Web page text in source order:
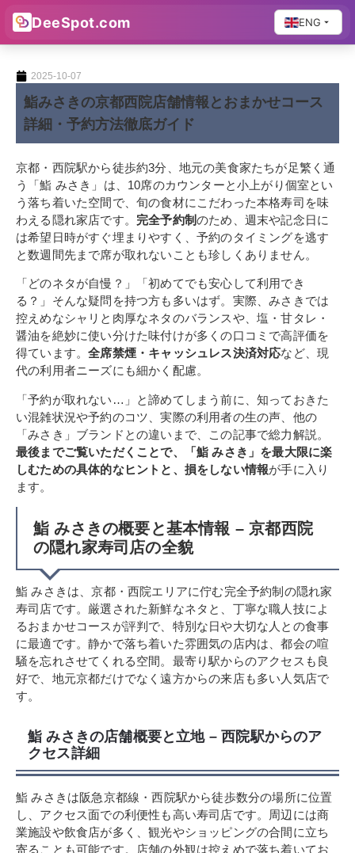
DeeSpot.com ENG
2025-10-07
鮨みさきの京都西院店舗情報とおまかせコース
詳細・予約方法徹底ガイド
京都・西院駅から徒歩約3分、地元の美食家たちが足繁く通
う「鮨 みさき」は、10席のカウンターと小上がり個室とい
う落ち着いた空間で、旬の食材にこだわった本格寿司を味
わえる隠れ家店です。 完全予約制のため、週末や記念日に
は希望日時がすぐ埋まりやすく、予約のタイミングを逃す
と数週間先まで席が取れないことも珍しくありません。
「どのネタが自慢？」「初めてでも安心して利用でき
る？」そんな疑問を持つ方も多いはず。実際、みさきでは
控えめなシャリと肉厚なネタのバランスや、塩・甘タレ・
醤油を絶妙に使い分けた味付けが多くの口コミで高評価を
得ています。全席禁煙・キャッシュレス決済対応など、現
代の利用者ニーズにも細かく配慮。
「予約が取れない…」と諦めてしまう前に、知っておきた
い混雑状況や予約のコツ、実際の利用者の生の声、他の
「みさき」ブランドとの違いまで、この記事で総力解説。
最後までご覧いただくことで、「鮨 みさき」を最大限に楽
しむための具体的なヒントと、損をしない情報が手に入り
ます。
鮨 みさきの概要と基本情報 – 京都西院
の隠れ家寿司店の全貌
鮨 みさきは、京都・西院エリアに佇む完全予約制の隠れ家
寿司店です。厳選された新鮮なネタと、丁寧な職人技によ
るおまかせコースが評判で、特別な日や大切な人との食事
に最適です。静かで落ち着いた雰囲気の店内は、都会の喧
騒を忘れさせてくれる空間。最寄り駅からのアクセスも良
好で、地元京都だけでなく遠方からの来店も多い人気店で
す。
鮨 みさきの店舗概要と立地 – 西院駅からのア
クセス詳細
鮨 みさきは阪急京都線・西院駅から徒歩数分の場所に位置
し、アクセス面での利便性も高い寿司店です。周辺には商
業施設や飲食店が多く、観光やショッピングの合間に立ち
寄ることも可能です。店舗の外観は控えめで落ち着いてお